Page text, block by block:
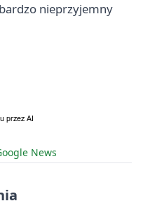
nieprzyjemny
News